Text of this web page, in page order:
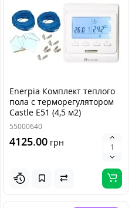
Enerpia Комплект теплого
пола с терморегулятором
Castle E51 (4,5 м2)
55000640
4125.00 грн